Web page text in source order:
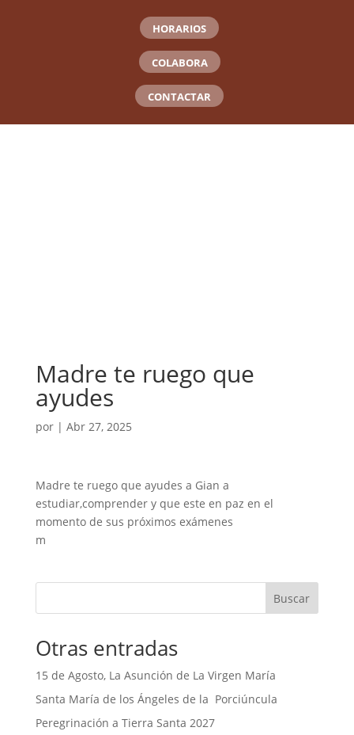
HORARIOS
COLABORA
CONTACTAR
Madre te ruego que
ayudes
por | Abr 27, 2025
Madre te ruego que ayudes a Gian a
estudiar,comprender y que este en paz en el
momento de sus próximos exámenes
m
Buscar
Otras entradas
15 de Agosto, La Asunción de La Virgen María
Santa María de los Ángeles de la Porciúncula
Peregrinación a Tierra Santa 2027